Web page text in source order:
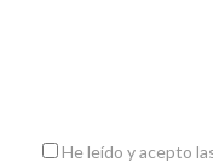
He leído y acepto